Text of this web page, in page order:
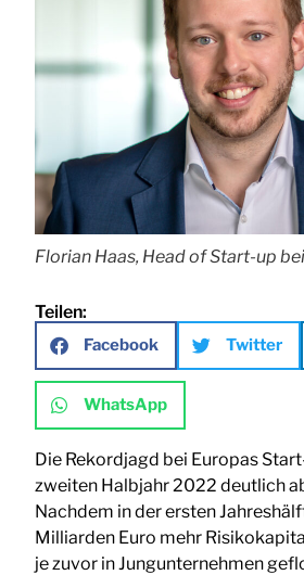
Florian Haas, Head of Start-up
Teilen:
Facebook Twitter
WhatsApp
Die Rekordjagd bei Europas
zweiten Halbjahr 2022 deutlich
Nachdem in der ersten
Milliarden Euro mehr
je zuvor in Jungunternehmen